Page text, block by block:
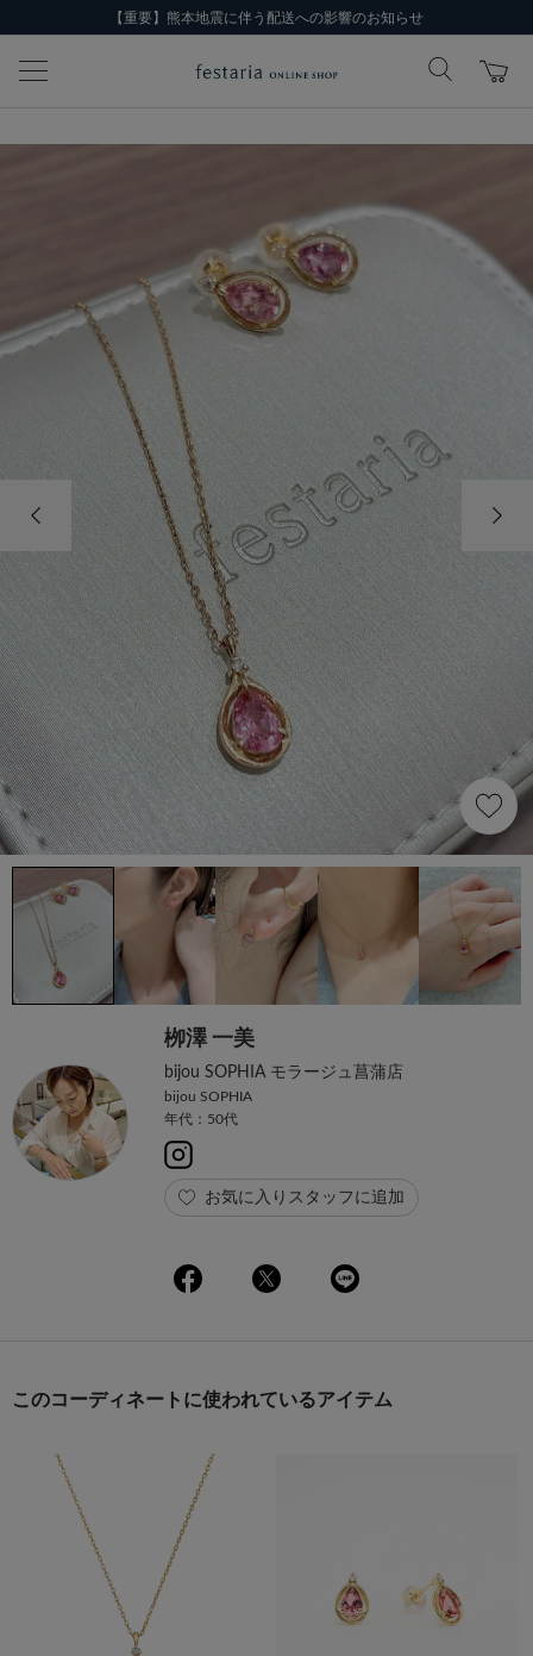
【重要】熊本地震に伴う配送への影響のお知らせ
栁澤 一美
bijou SOPHIA モラージュ菖蒲店
bijou SOPHIA
年代：50代
お気に入りスタッフに追加
このコーディネートに使われているアイテム